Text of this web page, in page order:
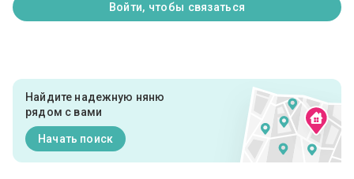
Войти, чтобы связаться
Найдите надежную няню
рядом с вами
Начать поиск